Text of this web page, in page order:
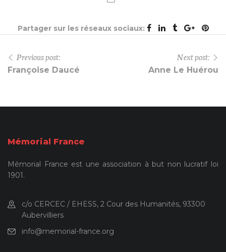
Partager sur les réseaux sociaux:
Previous post:
Françoise Daucé
Next post:
Anne Le Huérou
Mémorial France
Mémorial France est une association à but non lucratif loi
1901.
c/o CERCEC / EHESS, 2 Cour des Humanités, 93300
Aubervilliers
info@memorial-france.org